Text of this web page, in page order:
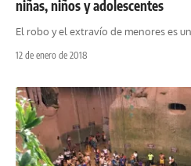
niñas, niños y adolescentes
El robo y el extravío de menores es
12 de enero de 2018